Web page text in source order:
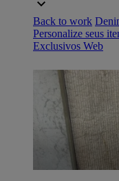
Back to work
Personalize seus
Exclusivos Web